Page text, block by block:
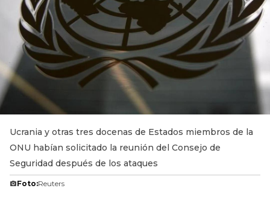
Ucrania y otras tres docenas de Estados miembros de la
ONU habían solicitado la reunión del Consejo de
Seguridad después de los ataques
Foto:Reuters